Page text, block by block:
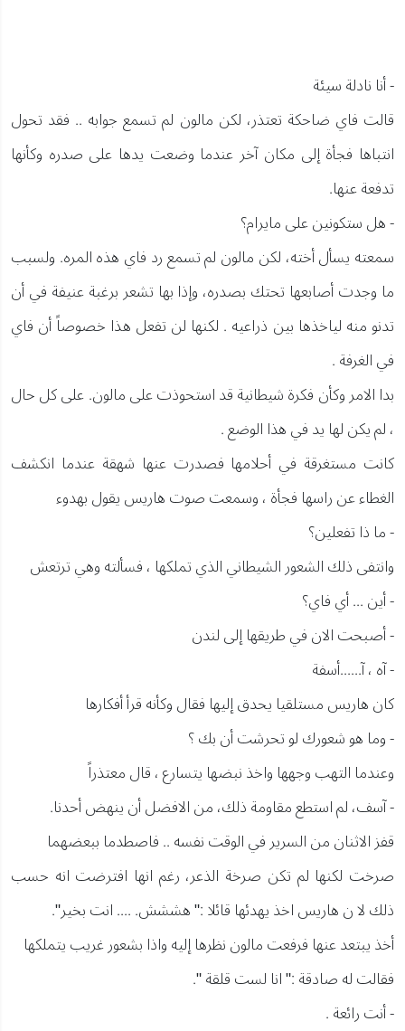
- أنا نادلة سيئة
قالت فاي ضاحكة تعتذر، لكن مالون لم تسمع جوابه .. فقد تحول
انتباها فجأة إلى مكان آخر عندما وضعت يدها على صدره وكأنها
تدفعة عنها.
- هل ستكونين على مايرام؟
سمعته يسأل أخته، لكن مالون لم تسمع رد فاي هذه المره. ولسبب
ما وجدت أصابعها تحتك بصدره، وإذا بها تشعر برغبة عنيفة في أن
تدنو منه لياخذها بين ذراعيه . لكنها لن تفعل هذا خصوصاً أن فاي
في الغرفة .
بدا الامر وكأن فكرة شيطانية قد استحوذت على مالون. على كل حال
، لم يكن لها يد في هذا الوضع .
كانت مستغرقة في أحلامها فصدرت عنها شهقة عندما انكشف
الغطاء عن راسها فجأة ، وسمعت صوت هاريس يقول بهدوء
- ما ذا تفعلين؟
وانتفى ذلك الشعور الشيطاني الذي تملكها ، فسألته وهي ترتعش
- أين ... أي فاي؟
- أصبحت الان في طريقها إلى لندن
- آه ، آ......أسفة
كان هاريس مستلقيا يحدق إليها فقال وكأنه قرأ أفكارها
- وما هو شعورك لو تحرشت أن بك ؟
وعندما التهب وجهها واخذ نبضها يتسارع ، قال معتذراً
- آسف، لم استطع مقاومة ذلك، من الافضل أن ينهض أحدنا.
قفز الاثنان من السرير في الوقت نفسه .. فاصطدما ببعضهما
صرخت لكنها لم تكن صرخة الذعر، رغم انها افترضت انه حسب
ذلك لا ن هاريس اخذ يهدئها قائلا :" هششش. .... انت بخير".
أخذ يبتعد عنها فرفعت مالون نظرها إليه واذا بشعور غريب يتملكها
فقالت له صادقة :" انا لست قلقة ".
- أنت رائعة .